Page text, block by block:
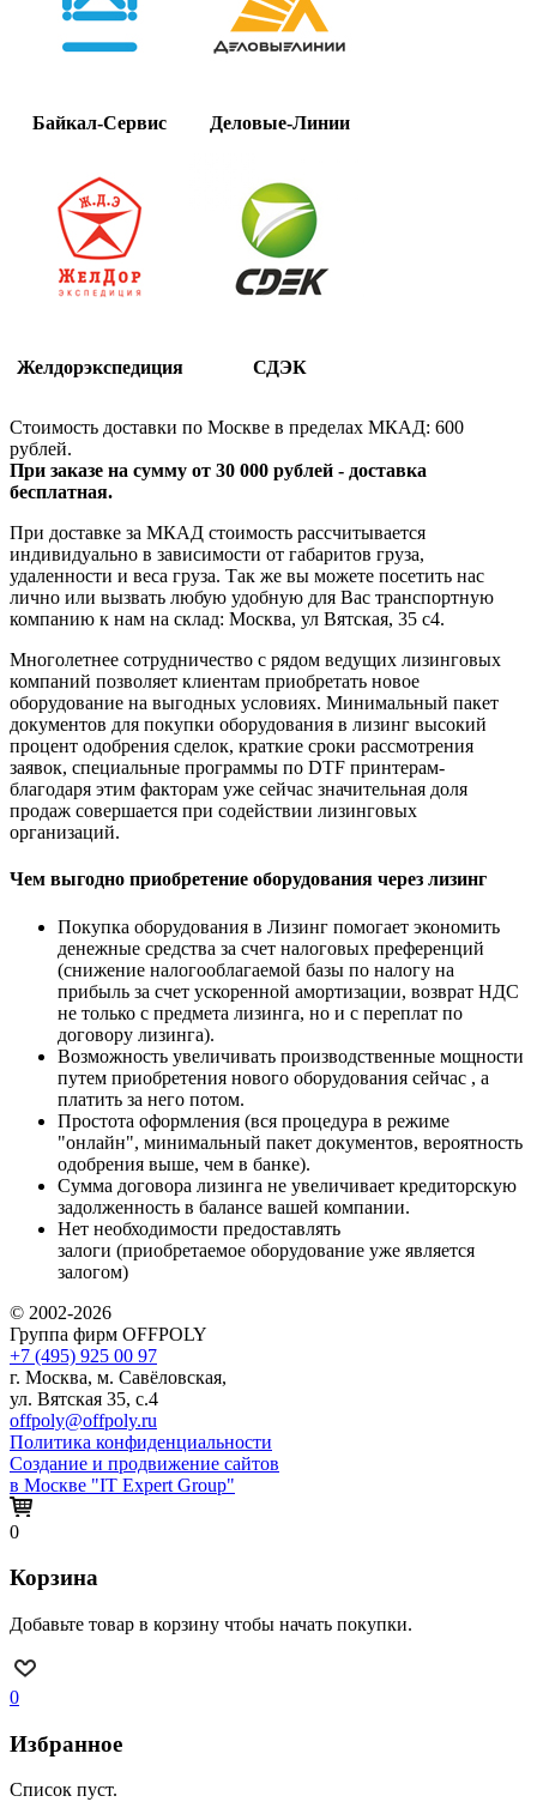
Байкал-Сервис Деловые-Линии
Желдорэкспедиция СДЭК
Стоимость доставки по Москве в пределах МКАД: 600
рублей.
При заказе на сумму от 30 000 рублей - доставка
бесплатная.
При доставке за МКАД стоимость рассчитывается
индивидуально в зависимости от габаритов груза,
удаленности и веса груза. Так же вы можете посетить нас
лично или вызвать любую удобную для Вас транспортную
компанию к нам на склад: Москва, ул Вятская, 35 c4.
Многолетнее сотрудничество с рядом ведущих лизинговых
компаний позволяет клиентам приобретать новое
оборудование на выгодных условиях. Минимальный пакет
документов для покупки оборудования в лизинг высокий
процент одобрения сделок, краткие сроки рассмотрения
заявок, специальные программы по DTF принтерам-
благодаря этим факторам уже сейчас значительная доля
продаж совершается при содействии лизинговых
организаций.
Чем выгодно приобретение оборудования через лизинг
Покупка оборудования в Лизинг помогает экономить
денежные средства за счет налоговых преференций
(снижение налогооблагаемой базы по налогу на
прибыль за счет ускоренной амортизации, возврат НДС
не только с предмета лизинга, но и с переплат по
договору лизинга).
Возможность увеличивать производственные мощности
путем приобретения нового оборудования сейчас , а
платить за него потом.
Простота оформления (вся процедура в режиме
"онлайн", минимальный пакет документов, вероятность
одобрения выше, чем в банке).
Сумма договора лизинга не увеличивает кредиторскую
задолженность в балансе вашей компании.
Нет необходимости предоставлять
залоги (приобретаемое оборудование уже является
залогом)
© 2002-2026
Группа фирм OFFPOLY
+7 (495) 925 00 97
г. Москва, м. Савёловская,
ул. Вятская 35, с.4
offpoly@offpoly.ru
Политика конфиденциальности
Создание и продвижение сайтов
в Москве "IT Expert Group"
0
Корзина
Добавьте товар в корзину чтобы начать покупки.
0
Избранное
Список пуст.